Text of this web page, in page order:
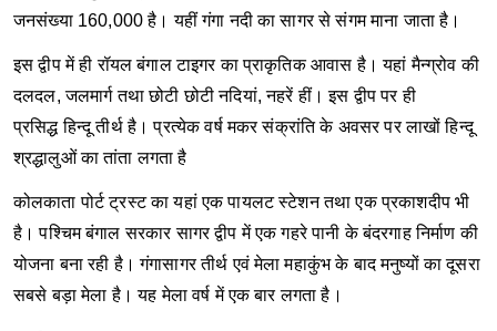
जनसंख्या 160,000 है। यहीं गंगा नदी का सागर से संगम माना जाता है।
इस द्वीप में ही रॉयल बंगाल टाइगर का प्राकृतिक आवास है। यहां मैन्ग्रोव की
दलदल, जलमार्ग तथा छोटी छोटी नदियां, नहरें हीं। इस द्वीप पर ही
प्रसिद्ध हिन्दू तीर्थ है। प्रत्येक वर्ष मकर संक्रांति के अवसर पर लाखों हिन्दू
श्रद्धालुओं का तांता लगता है
कोलकाता पोर्ट ट्रस्ट का यहां एक पायलट स्टेशन तथा एक प्रकाशदीप भी
है। पश्चिम बंगाल सरकार सागर द्वीप में एक गहरे पानी के बंदरगाह निर्माण की
योजना बना रही है। गंगासागर तीर्थ एवं मेला महाकुंभ के बाद मनुष्यों का दूसरा
सबसे बड़ा मेला है। यह मेला वर्ष में एक बार लगता है।